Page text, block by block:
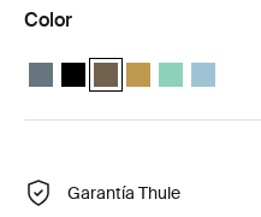
Color
Thule Yepp Nexxt 2 mini
Thule Yepp Nexxt 2 mini
Thule Yepp Nexxt 2
Thule Yepp
Thule Yepp
Thule
Garantía Thule